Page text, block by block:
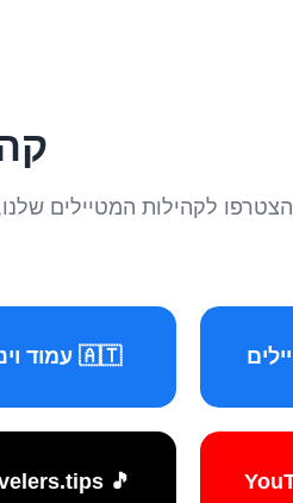
הצטרפו לקהילות המטיילים
🇦🇹 עמוד וינה למטיילים
🎵 TikTok - travelers.tips